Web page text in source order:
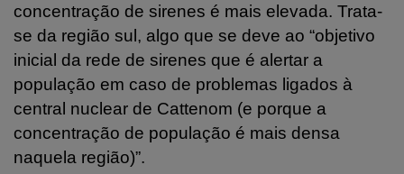
concentração de sirenes é mais elevada. Trata-
se da região sul, algo que se deve ao “objetivo
inicial da rede de sirenes que é alertar a
população em caso de problemas ligados à
central nuclear de Cattenom (e porque a
concentração de população é mais densa
naquela região)”.